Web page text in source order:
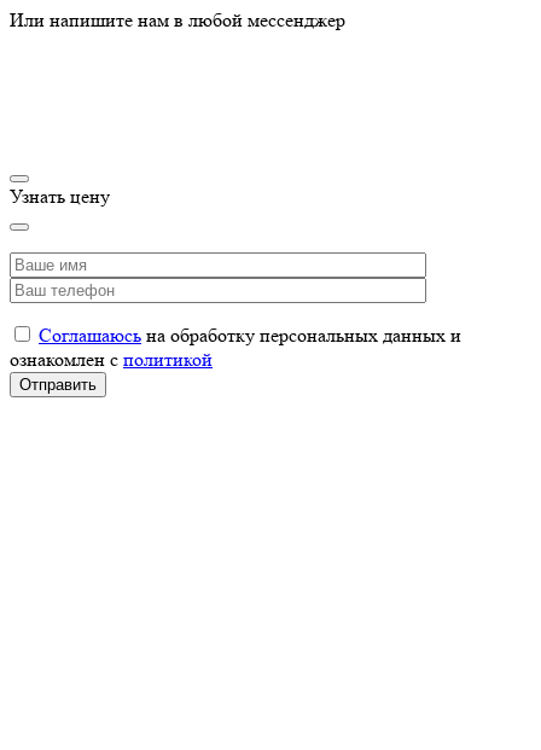
Или напишите нам в любой мессенджер
Узнать цену
Соглашаюсь на обработку персональных данных и
ознакомлен с политикой